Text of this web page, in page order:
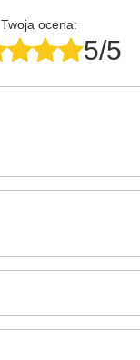
Twoja ocena:
5/5